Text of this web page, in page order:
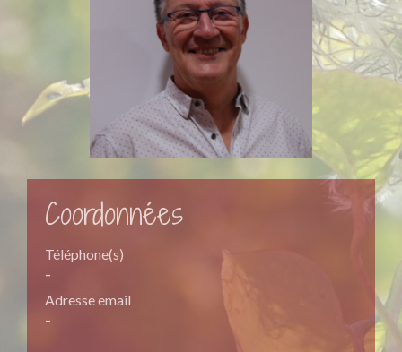
Coordonnées
Téléphone(s)
-
Adresse email
-